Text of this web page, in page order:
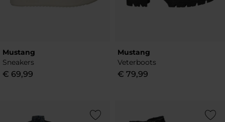
Mustang
Sneakers
€ 69,99
Mustang
Veterboots
€ 79,99
Add to Wishlist Add to